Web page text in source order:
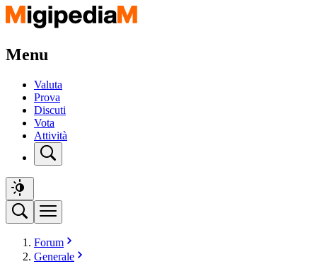
Menu
Valuta
Prova
Discuti
Vota
Attività
Forum
Generale